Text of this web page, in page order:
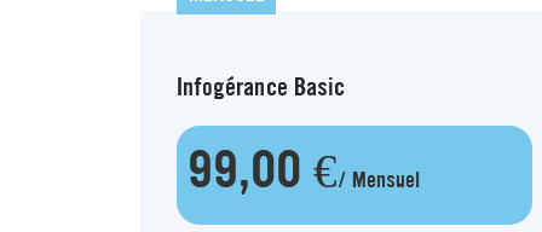
Infogérance Basic
99,00 €/ Mensuel